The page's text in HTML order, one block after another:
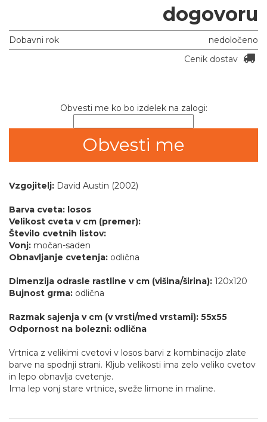
dogovoru
Dobavni rok
nedoločeno
Cenik dostav
Obvesti me ko bo izdelek na zalogi:
Vzgojitelj: David Austin (2002)
Barva cveta: losos
Velikost cveta v cm (premer):
Število cvetnih listov:
Vonj: močan-saden
Obnavljanje cvetenja: odlična
Dimenzija odrasle rastline v cm (višina/širina): 120x120
Bujnost grma: odlična
Razmak sajenja v cm (v vrsti/med vrstami): 55x55
Odpornost na bolezni: odlična
Vrtnica z velikimi cvetovi v losos barvi z kombinacijo zlate
barve na spodnji strani. Kljub velikosti ima zelo veliko cvetov
in lepo obnavlja cvetenje.
Ima lep vonj stare vrtnice, sveže limone in maline.